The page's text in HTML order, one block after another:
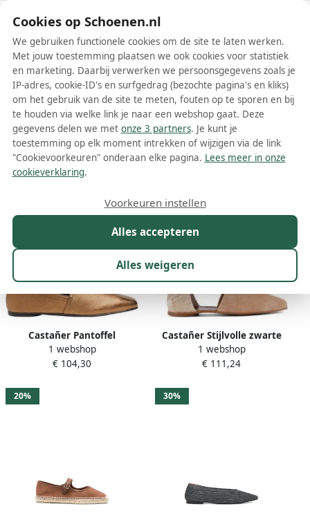
Schoenen.nl
Wis filters Alle filters
Castañer dames ballerinas
Meer lezen
Castañer Pantoffel
KAMPEREN Yellow Pink
Dames
1 webshop
€ 104,30
Castañer Stijlvolle zwarte
leren espadrilles Ss23 Black
Dames
1 webshop
€ 111,24
20% 30%
Cookies op Schoenen.nl
We gebruiken functionele cookies om de site te laten werken.
Met jouw toestemming plaatsen we ook cookies voor statistiek
en marketing. Daarbij verwerken we persoonsgegevens zoals je
IP-adres, cookie-ID's en surfgedrag (bezochte pagina's en kliks)
om het gebruik van de site te meten, fouten op te sporen en bij
te houden via welke link je naar een webshop gaat. Deze
gegevens delen we met onze 3 partners. Je kunt je
toestemming op elk moment intrekken of wijzigen via de link
"Cookievoorkeuren" onderaan elke pagina. Lees meer in onze
cookieverklaring.
Alles accepteren
Alles weigeren
Voorkeuren instellen